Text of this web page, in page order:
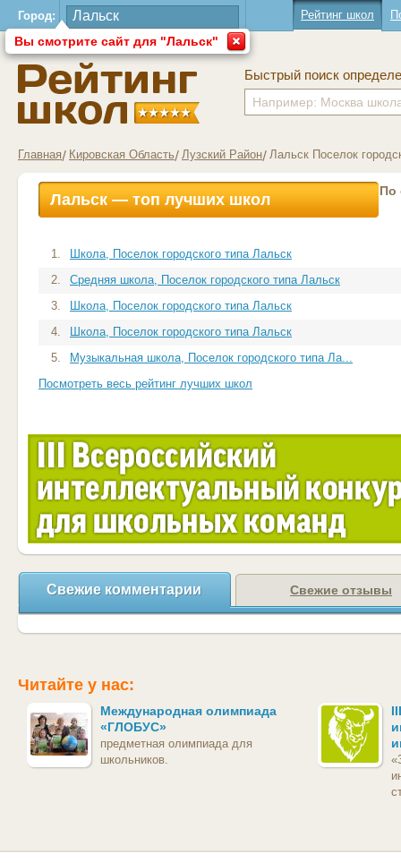
Город:
Вы смотрите сайт для "Лальск"
Рейтинг школ
Быстрый поиск
Главная Кировская Область Лузский Район Лальск Поселок
Лальск — топ лучших школ По
1.
Школа, Поселок городского типа Лальск
2.
Средняя школа, Поселок городского типа Лальск
3.
Школа, Поселок городского типа Лальск
4.
Школа, Поселок городского типа Лальск
5.
Музыкальная школа, Поселок городского типа Ла...
Посмотреть весь рейтинг лучших школ
Свежие комментарии Свежие отзывы
Читайте у нас:
Международная олимпиада
«ГЛОБУС»
предметная олимпиада для
школьников.